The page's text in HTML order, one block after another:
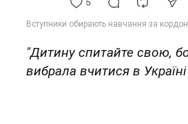
"Дитину спитайте свою,
вибрала вчитися в